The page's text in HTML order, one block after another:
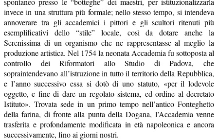
invece in una struttura più formale; nello stesso tempo, si intendeva
annoverare tra gli accademici i pittori e gli scultori ritenuti più
esemplificativi dello “stile” locale, così da dotare anche la
Serenissima di un organismo che ne rappresentasse al meglio la
produzione artistica. Nel 1754 la neonata Accademia fu sottoposta al
controllo dei Riformatori allo Studio di Padova, che
sopraintendevano all’istruzione in tutto il territorio della Repubblica,
e l’anno successivo essa si dotò di uno statuto, «per il lodevole
oggetto, e fine di dare un regolato sistema, ed ordine al decretato
Istituto». Trovata sede in un primo tempo nell’antico Fonteghetto
della farina, di fronte alla punta della Dogana, l’Accademia venne
trasferita e profondamente modificata in età napoleonica e ancora
successivamente, fino ai giorni nostri.